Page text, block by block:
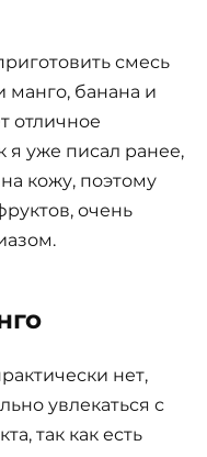
смесь
манго, банана и
отличное
я уже писал ранее,
кожу, поэтому
очень
нет,
увлекаться с
так как есть